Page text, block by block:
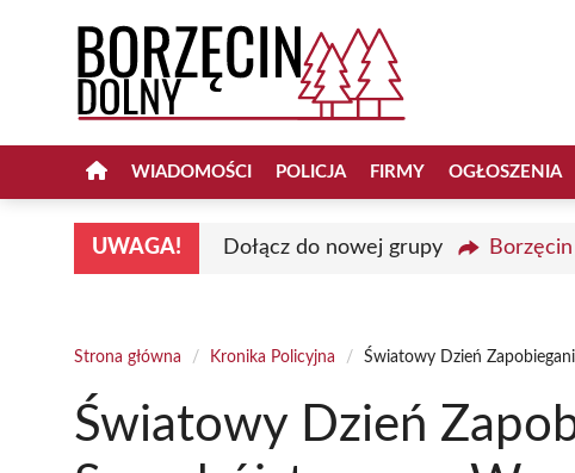
WIADOMOŚCI POLICJA FIRMY OGŁOSZENIA
UWAGA! Dołącz do nowej grupy
Strona główna / Kronika Policyjna / Światowy Dzień
Światowy Dzień